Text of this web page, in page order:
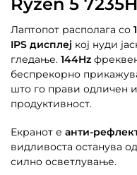
Лаптопот располага со
IPS дисплеј кој нуди
гледање. 144Hz
беспрекорно
што го прави одличен
продуктивност.
Екранот е анти-
видливоста останува
силно осветлување.